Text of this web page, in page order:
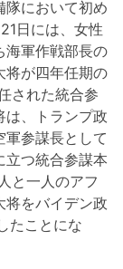
隊において初め
日には、女性
海軍作戦部長の
将が四年任期の
された統合参
は、トランプ政
参謀長として
立つ統合参謀本
と一人のアフ
将をバイデン政
たことにな